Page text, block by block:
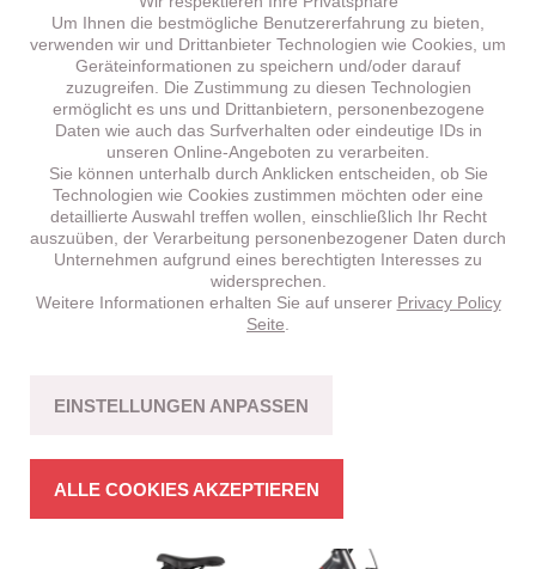
HT 5.1 –
Fahrspass mit Bikes in stimmiger Struktur.
Um Ihnen die bestmögliche Benutzererfahrung zu bieten,
verwenden wir und Drittanbieter Technologien wie Cookies, um
Geräteinformationen zu speichern und/oder darauf
zuzugreifen. Die Zustimmung zu diesen Technologien
ermöglicht es uns und Drittanbietern, personenbezogene
Daten wie auch das Surfverhalten oder eindeutige IDs in
unseren Online-Angeboten zu verarbeiten.
Sie können unterhalb durch Anklicken entscheiden, ob Sie
Technologien wie Cookies zustimmen möchten oder eine
detaillierte Auswahl treffen wollen, einschließlich Ihr Recht
auszuüben, der Verarbeitung personenbezogener Daten durch
Unternehmen aufgrund eines berechtigten Interesses zu
widersprechen.
Weitere Informationen erhalten Sie auf unserer Privacy Policy
Seite
EINSTELLUNGEN ANPASSEN
ALLE COOKIES AKZEPTIEREN